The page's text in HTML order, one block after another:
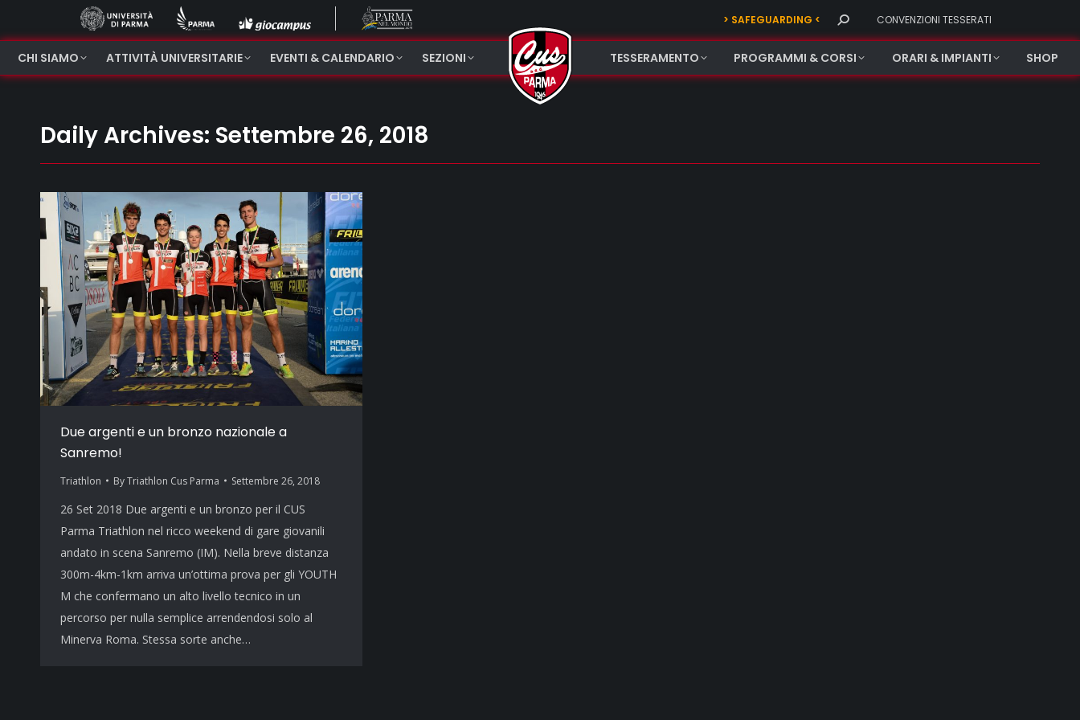
> SAFEGUARDING < Search: CONVENZIONI TESSERATI
CHI SIAMO ATTIVITÀ UNIVERSITARIE EVENTI & CALENDARIO SEZIONI TESSERAMENTO PROGRAMMI & CORSI ORARI & IMPIANTI SHOP
Daily Archives: Settembre 26, 2018
Due argenti e un bronzo nazionale a
Sanremo!
Triathlon ByTriathlon Cus Parma Settembre 26, 2018
26 Set 2018 Due argenti e un bronzo per il CUS
Parma Triathlon nel ricco weekend di gare giovanili
andato in scena Sanremo (IM). Nella breve distanza
300m-4km-1km arriva un’ottima prova per gli YOUTH
M che confermano un alto livello tecnico in un
percorso per nulla semplice arrendendosi solo al
Minerva Roma. Stessa sorte anche…